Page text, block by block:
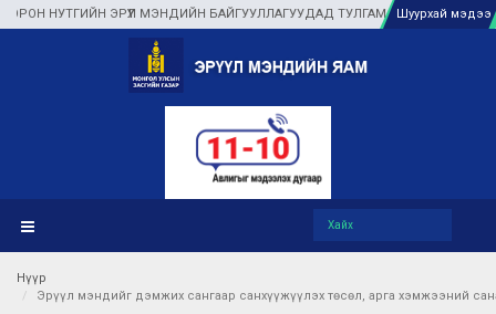
НУТГИЙН ЭРҮҮЛ МЭНДИЙН БАЙГУУЛЛАГУУДАД ТУЛГАМДАЖ БУЙШуурхай мэдээ
Нүүр
Эрүүл мэндийг дэмжих сангаар санхүүжүүлэх төсөл, арга хэмжээний